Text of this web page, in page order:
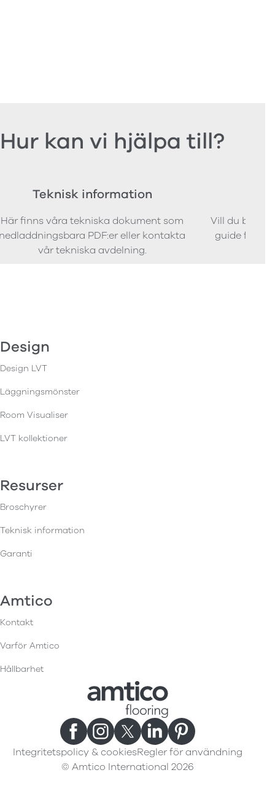
Hur kan vi hjälpa till?
Teknisk information
Här finns våra tekniska dokument som
PDF:er eller kontakta
vår tekniska avdelning.
Vill du
guide för
Design
Design LVT
Läggningsmönster
Room Visualiser
LVT kollektioner
Resurser
Broschyrer
Teknisk information
Garanti
Amtico
Kontakt
Varför Amtico
Hållbarhet
Integritetspolicy & cookiesRegler för användning
© Amtico International 2026